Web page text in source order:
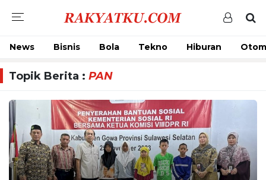
News Bisnis Bola Tekno Hiburan
Topik Berita : PAN